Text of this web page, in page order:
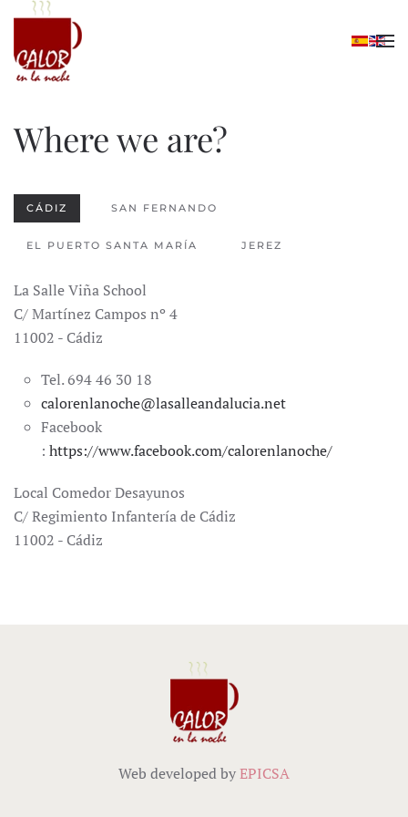
Skip to main content
Where we are?
CÁDIZ SAN FERNANDO
EL PUERTO SANTA MARÍA JEREZ
La Salle Viña School
C/ Martínez Campos nº 4
11002 - Cádiz
Tel. 694 46 30 18
calorenlanoche@lasalleandalucia.net
Facebook
: https://www.facebook.com/calorenlanoche/
Local Comedor Desayunos
C/ Regimiento Infantería de Cádiz
11002 - Cádiz
Web developed byEPICSA